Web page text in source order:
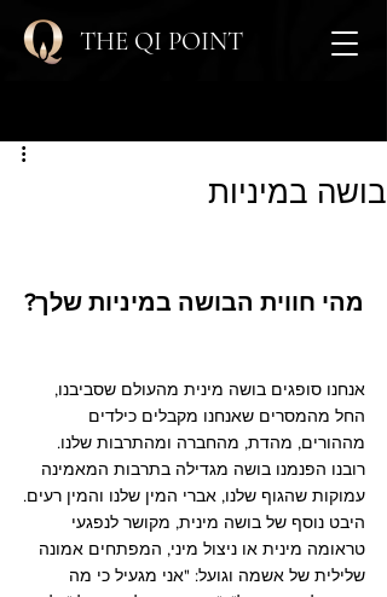
THE QI POINT
בושה במיניות
מהי חווית הבושה במיניות שלך?
אנחנו סופגים בושה מינית מהעולם שסביבנו,
החל מהמסרים שאנחנו מקבלים כילדים
מההורים, מהדת, מהחברה ומהתרבות שלנו.
רובנו הפנמנו בושה מגדילה בתרבות המאמינה
עמוקות שהגוף שלנו, אברי המין שלנו והמין רעים.
היבט נוסף של בושה מינית, מקושר לנפגעי
טראומה מינית או ניצול מיני, המפתחים אמונה
שלילית של אשמה וגועל: "אני מגעיל כי מה